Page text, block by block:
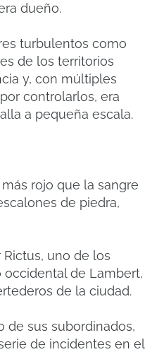
dueño.
turbulentos como
de los territorios
y, con múltiples
controlarlos, era
a pequeña escala.
rojo que la sangre
de piedra,
uno de los
de Lambert,
de la ciudad.
de sus subordinados,
de incidentes en el